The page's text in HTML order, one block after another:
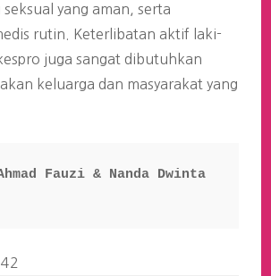
yang aman, serta
rutin. Keterlibatan aktif laki-
juga sangat dibutuhkan
keluarga dan masyarakat yang
Fauzi & Nanda Dwinta